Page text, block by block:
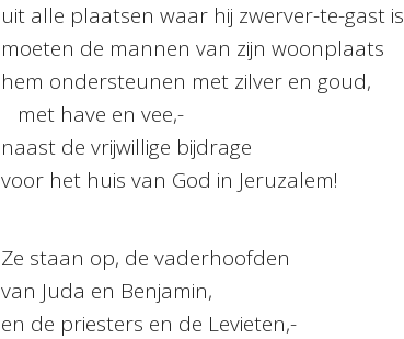
uit alle plaatsen waar hij zwerver-te-gast is
moeten de mannen van zijn woonplaats
hem ondersteunen met zilver en goud,
met have en vee,-
naast de vrijwillige bijdrage
voor het huis van God in Jeruzalem!
Ze staan op, de vaderhoofden
van Juda en Benjamin,
en de priesters en de Levieten,-